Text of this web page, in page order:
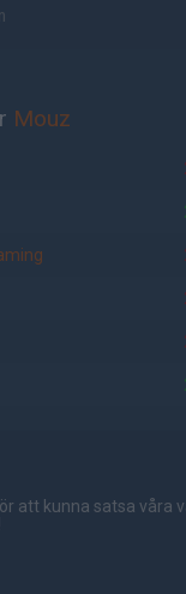
Mouz
att kunna satsa våra